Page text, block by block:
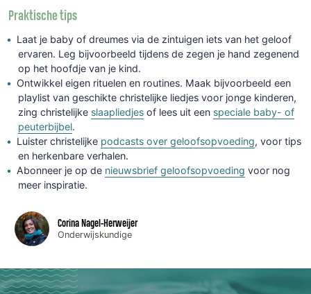
Praktische tips
Laat je baby of dreumes via de zintuigen iets van het geloof
ervaren. Leg bijvoorbeeld tijdens de zegen je hand zegenend
op het hoofdje van je kind.
Ontwikkel eigen rituelen en routines. Maak bijvoorbeeld een
playlist van geschikte christelijke liedjes voor jonge kinderen,
zing christelijke slaapliedjes of lees uit een speciale baby- of
peuterbijbel.
Luister christelijke podcasts over geloofsopvoeding, voor tips
en herkenbare verhalen.
Abonneer je op de nieuwsbrief geloofsopvoeding voor nog
meer inspiratie.
Corina Nagel-Herweijer
Onderwijskundige